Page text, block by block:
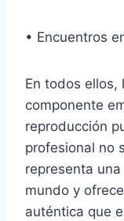
• Encuentros
En todos ellos,
componente
reproducción
profesional no
representa
mundo y
auténtica que